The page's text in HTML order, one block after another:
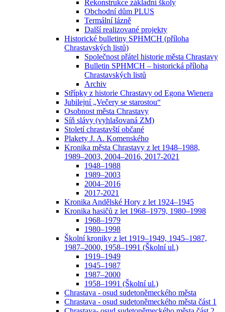
Rekonstrukce základní školy
Obchodní dům PLUS
Termální lázně
Další realizované projekty
Historické bulletiny SPHMCH (příloha
Chrastavských listů)
Společnost přátel historie města Chrastavy
Bulletin SPHMCH – historická příloha
Chrastavských listů
Archiv
Střípky z historie Chrastavy od Egona Wienera
Jubilejní „Večery se starostou“
Osobnost města Chrastavy
Síň slávy (vyhlašovaná ZM)
Století chrastavští občané
Plakety J. A. Komenského
Kronika města Chrastavy z let 1948–1988,
1989–2003, 2004–2016, 2017-2021
1948–1988
1989–2003
2004–2016
2017-2021
Kronika Andělské Hory z let 1924–1945
Kronika hasičů z let 1968–1979, 1980–1998
1968–1979
1980–1998
Školní kroniky z let 1919–1949, 1945–1987,
1987–2000, 1958–1991 (Školní ul.)
1919–1949
1945–1987
1987–2000
1958–1991 (Školní ul.)
Chrastava - osud sudetoněmeckého města
Chrastava - osud sudetoněmeckého města část 1